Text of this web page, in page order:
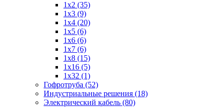
1x2 (35)
1x3 (9)
1x4 (20)
1x5 (6)
1x6 (6)
1x7 (6)
1x8 (15)
1x16 (5)
1x32 (1)
Гофротруба (52)
Индустриальные решения (18)
Электрический кабель (80)